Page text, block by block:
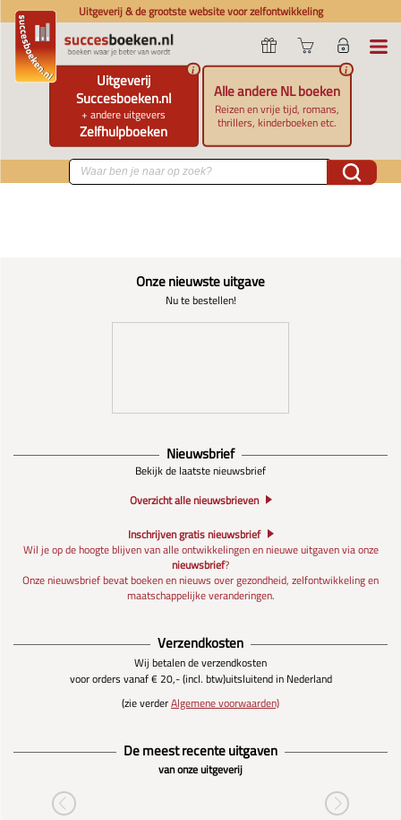
Uitgeverij & de grootste website voor zelfontwikkeling
Uitgeverij
Succesboeken.nl
+ andere uitgevers
Zelfhulpboeken
i
Alle andere NL boeken
Reizen en vrije tijd, romans,
thrillers, kinderboeken etc.
i
Onze nieuwste uitgave
Nu te bestellen!
Nieuwsbrief
Bekijk de laatste nieuwsbrief
Overzicht alle nieuwsbrieven
Inschrijven gratis nieuwsbrief
Wil je op de hoogte blijven van alle ontwikkelingen en nieuwe uitgaven via onze
nieuwsbrief?
Onze nieuwsbrief bevat boeken en nieuws over gezondheid, zelfontwikkeling en
maatschappelijke veranderingen.
Verzendkosten
Wij betalen de verzendkosten
voor orders vanaf € 20,- (incl. btw)uitsluitend in Nederland
(zie verderAlgemene voorwaarden)
De meest recente uitgaven
van onze uitgeverij